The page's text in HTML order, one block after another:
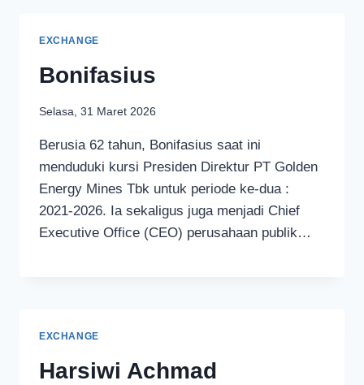
EXCHANGE
Bonifasius
Selasa, 31 Maret 2026
Berusia 62 tahun, Bonifasius saat ini
menduduki kursi Presiden Direktur PT Golden
Energy Mines Tbk untuk periode ke-dua :
2021-2026. Ia sekaligus juga menjadi Chief
Executive Office (CEO) perusahaan publik…
EXCHANGE
Harsiwi Achmad